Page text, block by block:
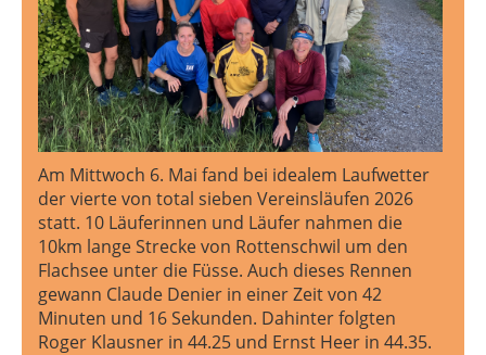
Am Mittwoch 6. Mai fand bei idealem Laufwetter
der vierte von total sieben Vereinsläufen 2026
statt. 10 Läuferinnen und Läufer nahmen die
10km lange Strecke von Rottenschwil um den
Flachsee unter die Füsse. Auch dieses Rennen
gewann Claude Denier in einer Zeit von 42
Minuten und 16 Sekunden. Dahinter folgten
Roger Klausner in 44.25 und Ernst Heer in 44.35.